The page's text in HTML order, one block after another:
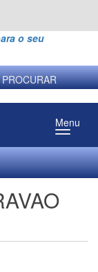
o seu
PROCURAR
Menu